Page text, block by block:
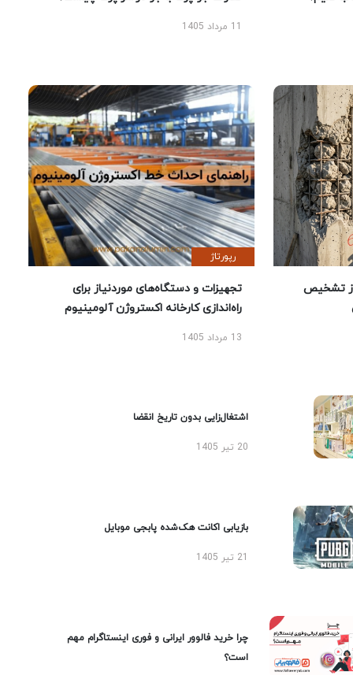
تشخیص
رپورتاژ
تجهیزات و دستگاه‌های موردنیاز برای
راه‌اندازی کارخانه اکستروژن آلومینیوم
13 مرداد 1405
اشتغال‌زایی بدون تاریخ انقضا
20 تیر 1405
بازیابی اکانت هک‌شده پابجی موبایل
چرا خرید فالوور ایرانی و فوری اینستاگرام مهم
است؟